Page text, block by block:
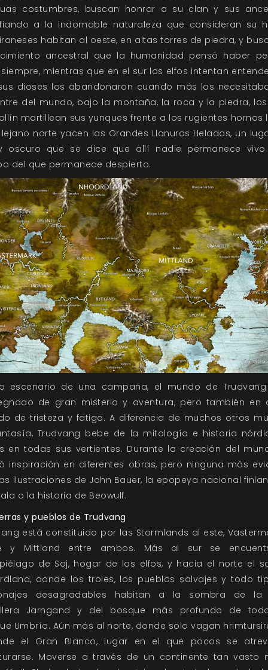
costumbres, buscan honrar a su clan y sus
a la indomable naturaleza que consideran su
habitan al oeste, en altas torres de piedra, y
ancestral que la humanidad pensó haber
mientras que en el sur los elfos intentan
dioses los abandonaron cuando más los
del mundo, bajo la montaña, la roca y la piedra,
martillean sus yunques frente a los rugientes hornos
norte yacen las Grandes Llanuras Heladas, un
oscuro que se dice que allí nadie permanece
del que permanece despierto.
escenario de una campaña, el mundo de
de gran misterio y aventura, pero también en
de tristeza y fatiga. A diferencia de muchos otros
Trudvang bebe de la mitología e historia
en todas sus vertientes. Durante la creación del
inspiración en diferentes obras, pero ninguna más
ilustraciones de John Bauer, la epopeya nacional
o la historia de Beowulf.
y pueblos de Trudvang
está constituido por las Stormlands al este,
y Mittland entre ambos. Más al sur se
de Soj, hogar de los elfos, y hacia el norte el
donde los troles, los pueblos salvajes y todo
desagradables habitan a la sombra de la
Jarngand y del bosque más profundo de
Umbrío. Aún más al norte, donde solo vagan
el Gran Blanco, lugar en el que pocos se
Moverse a través de un continente tan vasto